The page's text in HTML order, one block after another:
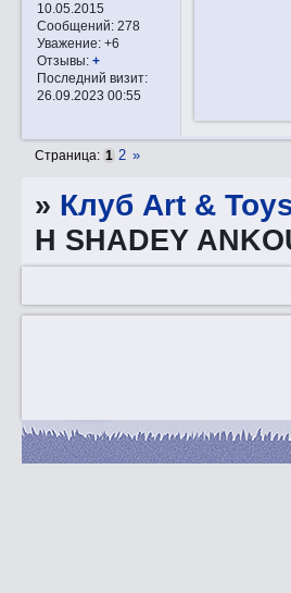
10.05.2015
Сообщений:278
Уважение: +6
Отзывы: +
Последний визит:
26.09.2023 00:55
Страница: 1 2 »
» Клуб Art &
H SHADEY